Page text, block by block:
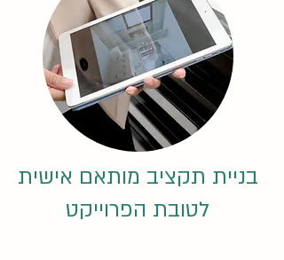
בניית תקציב מותאם אישית
לטובת הפרוייקט